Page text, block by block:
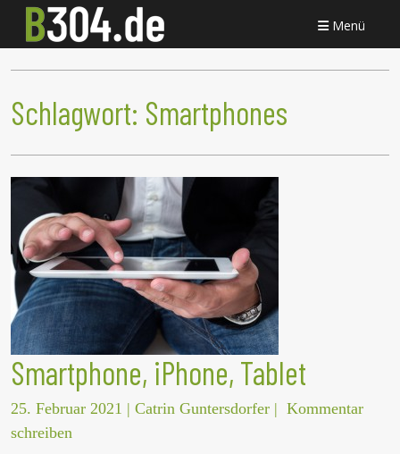
Menü
Schlagwort: Smartphones
Smartphone, iPhone, Tablet
25. Februar 2021 | Catrin Guntersdorfer | Kommentar
schreiben